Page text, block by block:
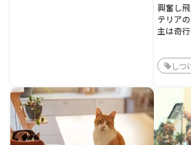
興奮し
テリア
主は奇
しつ